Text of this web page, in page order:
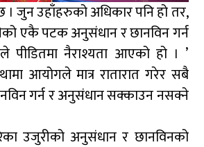
। जुन उहाँहरुको अधिकार पनि हो तर,
एकै पटक अनुसंधान र छानविन गर्न
नैराश्यता आएको हो । ’
आयोगले मात्र रातारात गरेर सबै
गर्न र अनुसंधान सक्काउन नसक्ने
उजुरीको अनुसंधान र छानविनको